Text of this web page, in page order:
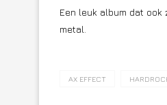
Een leuk album dat
metal.
AX EFFECT